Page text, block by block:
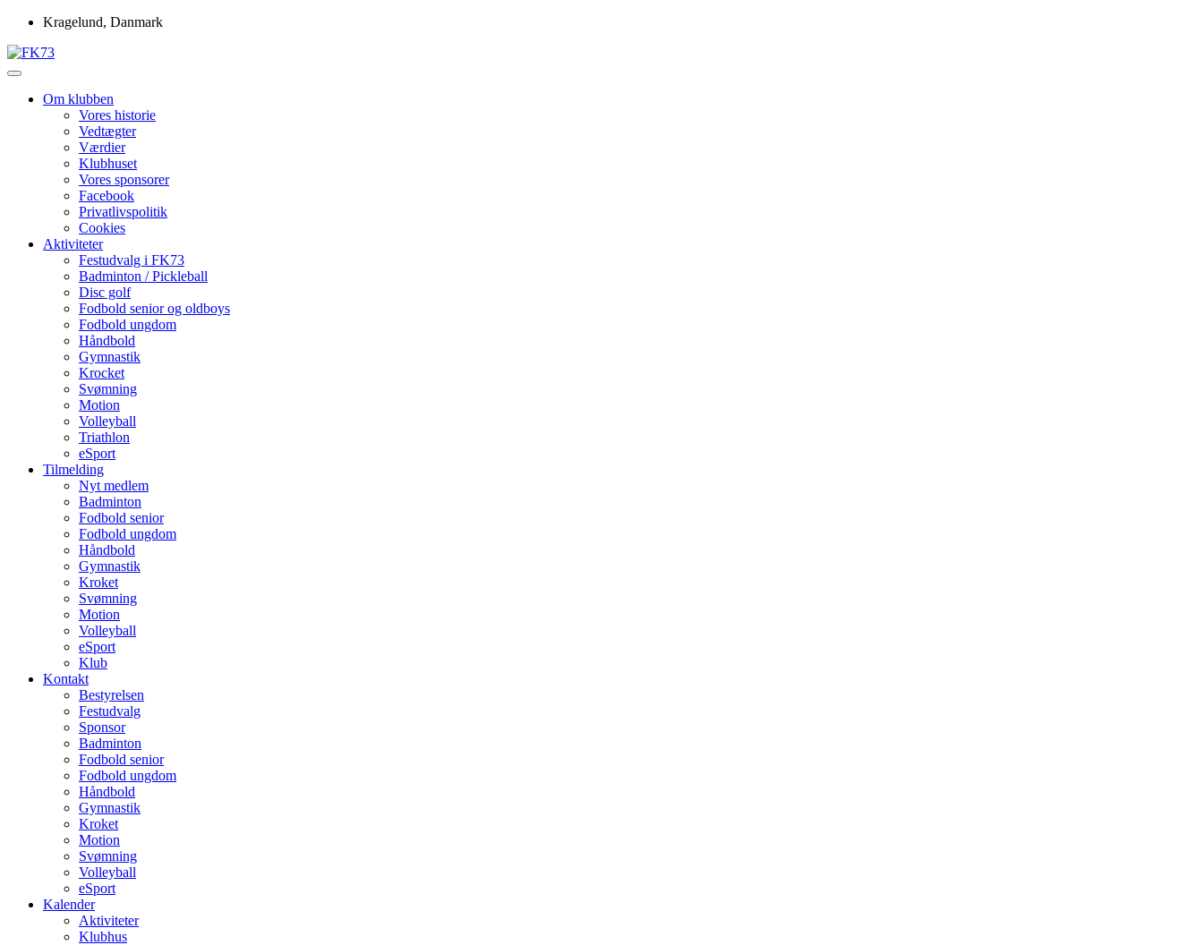
Skip
content
Kragelund, Danmark
FK73
Om klubben
Vores historie
Vedtægter
Værdier
Klubhuset
Vores sponsorer
Facebook
Privatlivspolitik
Cookies
Aktiviteter
Festudvalg i FK73
Badminton / Pickleball
Disc golf
Fodbold senior og oldboys
Fodbold ungdom
Håndbold
Gymnastik
Krocket
Svømning
Motion
Volleyball
Triathlon
eSport
Tilmelding
Nyt medlem
Badminton
Fodbold senior
Fodbold ungdom
Håndbold
Gymnastik
Kroket
Svømning
Motion
Volleyball
eSport
Klub
Kontakt
Bestyrelsen
Festudvalg
Sponsor
Badminton
Fodbold senior
Fodbold ungdom
Håndbold
Gymnastik
Kroket
Motion
Svømning
Volleyball
eSport
Kalender
Aktiviteter
Klubhus